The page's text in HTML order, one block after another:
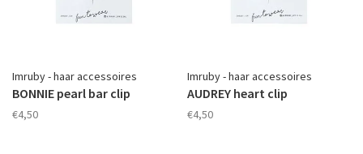
Imruby - haar accessoires
BONNIE pearl bar clip
€4,50
Imruby - haar accessoires
AUDREY heart clip
€4,50